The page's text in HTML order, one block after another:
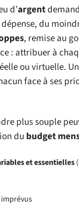
d’argent
du
, remise au
: attribuer à
ou virtuelle.
face à ses
plus souple
du budget
et essentielles
imprévus